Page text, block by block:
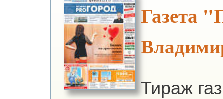
Газета
Тираж